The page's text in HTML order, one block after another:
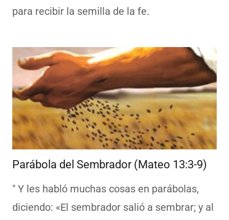
para recibir la semilla de la fe.
Parábola del Sembrador (Mateo 13:3-9)
" Y les habló muchas cosas en parábolas,
diciendo: «El sembrador salió a sembrar; y al